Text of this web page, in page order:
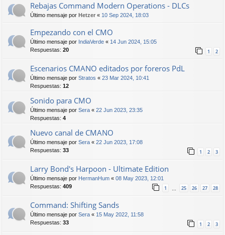
Rebajas Command Modern Operations - DLCs
Último mensaje por Hetzer « 10 Sep 2024, 18:03
Empezando con el CMO
Último mensaje por IndiaVerde « 14 Jun 2024, 15:05
Respuestas: 20 1 2
Escenarios CMANO editados por foreros PdL
Último mensaje por Stratos « 23 Mar 2024, 10:41
Respuestas: 12
Sonido para CMO
Último mensaje por Sera « 22 Jun 2023, 23:35
Respuestas: 4
Nuevo canal de CMANO
Último mensaje por Sera « 22 Jun 2023, 17:08
Respuestas: 33 1 2 3
Larry Bond's Harpoon - Ultimate Edition
Último mensaje por HermanHum « 08 May 2023, 12:01
Respuestas: 409 1 … 25 26 27 28
Command: Shifting Sands
Último mensaje por Sera « 15 May 2022, 11:58
Respuestas: 33 1 2 3